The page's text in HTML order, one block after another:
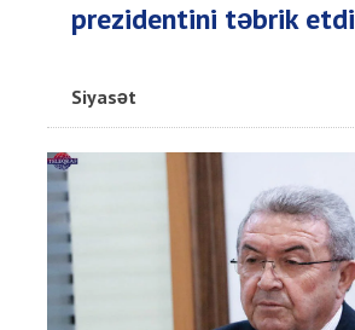
prezidentini təbrik etdi
Siyasət